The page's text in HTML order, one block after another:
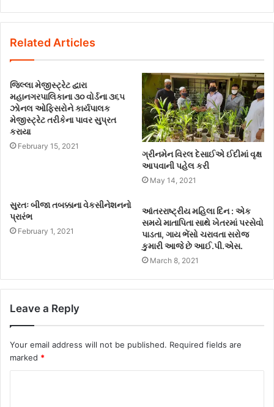
Related Articles
જિલ્લા મેજીસ્ટ્રેટ દ્વારા
મહાનગરપાલિકાના ૩૦ વોર્ડના ૩૬૫
ઝોનલ ઓફિસરોને કાર્યપાલક
મેજીસ્ટ્રેટ તરીકેના પાવર સુપ્રત
કરાયા
February 15, 2021
ગ્રીનમેન વિરલ દેસાઈએ ઈદીમાં વૃક્ષ
આપવાની પહેલ કરી
May 14, 2021
સુરતઃ બીજા તબક્કાના વેકસીનેશનનો
પ્રારંભ
February 1, 2021
આંતરરાષ્ટ્રીય મહિલા દિન : એક
સમયે માતાપિતા સાથે ખેતરમાં પરસેવો
પાડતા, ગાય ભેંસો ચરાવતા સરોજ
કુમારી આજે છે આઈ.પી.એસ.
March 8, 2021
Leave a Reply
Your email address will not be published. Required fields are
marked *